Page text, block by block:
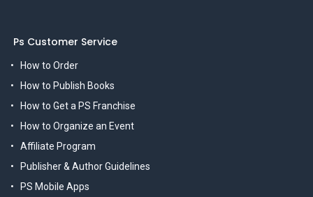
Ps Customer Service
How to Order
How to Publish Books
How to Get a PS Franchise
How to Organize an Event
Affiliate Program
Publisher & Author Guidelines
PS Mobile Apps